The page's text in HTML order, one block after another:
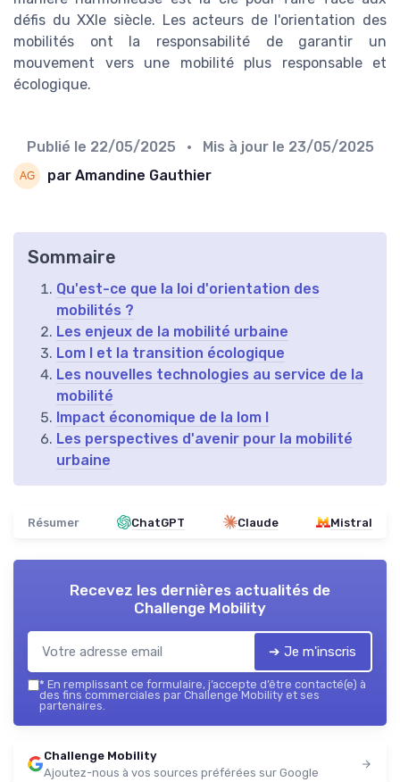
défis du XXIe siècle. Les acteurs de l'orientation des
mobilités ont la responsabilité de garantir un
mouvement vers une mobilité plus responsable et
écologique.
Publié le 22/05/2025 • Mis à jour le 23/05/2025
par Amandine Gauthier
Sommaire
Qu'est-ce que la loi d'orientation des
mobilités ?
Les enjeux de la mobilité urbaine
Lom l et la transition écologique
Les nouvelles technologies au service de la
mobilité
Impact économique de la lom l
Les perspectives d'avenir pour la mobilité
urbaine
Résumer ChatGPT Claude Mistral
Recevez les dernières actualités de
Challenge Mobility
➔ Je m'inscris
* En remplissant ce formulaire, j’accepte d’être contacté(e) à
des fins commerciales par Challenge Mobility et ses
partenaires.
Challenge Mobility
Ajoutez-nous à vos sources préférées sur Google